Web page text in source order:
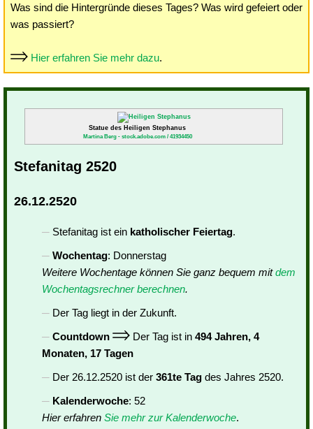
Was sind die Hintergründe dieses Tages? Was wird gefeiert oder
was passiert?
Hier erfahren Sie mehr dazu.
Statue des Heiligen Stephanus
Martina Berg - stock.adobe.com / 41934450
Stefanitag 2520
26.12.2520
Stefanitag ist ein katholischer Feiertag.
Wochentag: Donnerstag
Weitere Wochentage können Sie ganz bequem mitdem
Wochentagsrechner berechnen.
Der Tag liegt in der Zukunft.
Countdown
Der Tag ist in 494 Jahren, 4
Monaten, 17 Tagen
Der 26.12.2520 ist der 361te Tag des Jahres 2520.
Kalenderwoche: 52
Hier erfahren Sie mehr zur Kalenderwoche.